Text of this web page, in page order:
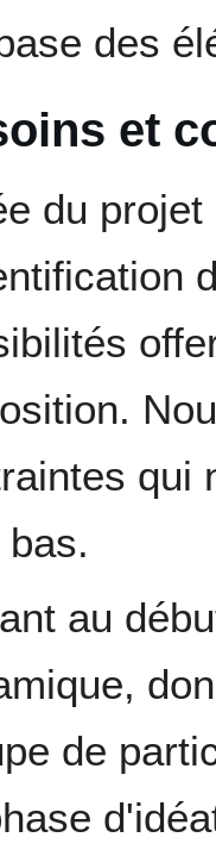
des
et
du
qui
au
de